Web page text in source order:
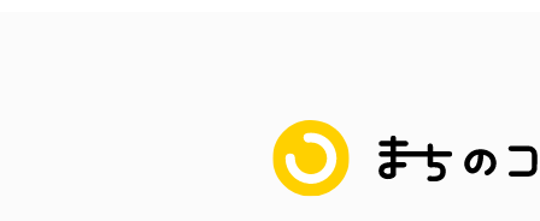
まちのコイン